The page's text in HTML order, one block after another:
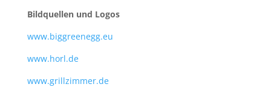
Bildquellen und Logos
www.biggreenegg.eu
www.horl.de
www.grillzimmer.de